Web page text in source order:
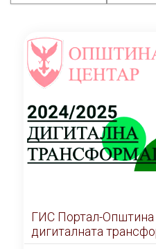
ГИС Портал-
дигиталната